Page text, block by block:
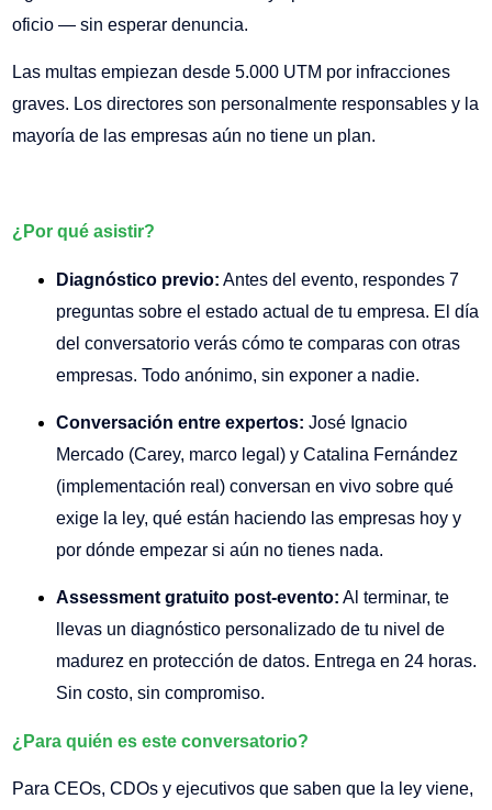
oficio — sin esperar denuncia.
Las multas empiezan desde 5.000 UTM por infracciones
graves. Los directores son personalmente responsables y la
mayoría de las empresas aún no tiene un plan.
¿Por qué asistir?
Diagnóstico previo: Antes del evento, respondes 7
preguntas sobre el estado actual de tu empresa. El día
del conversatorio verás cómo te comparas con otras
empresas. Todo anónimo, sin exponer a nadie.
Conversación entre expertos: José Ignacio
Mercado (Carey, marco legal) y Catalina Fernández
(implementación real) conversan en vivo sobre qué
exige la ley, qué están haciendo las empresas hoy y
por dónde empezar si aún no tienes nada.
Assessment gratuito post-evento: Al terminar, te
llevas un diagnóstico personalizado de tu nivel de
madurez en protección de datos. Entrega en 24 horas.
Sin costo, sin compromiso.
¿Para quién es este conversatorio?
Para CEOs, CDOs y ejecutivos que saben que la ley viene,